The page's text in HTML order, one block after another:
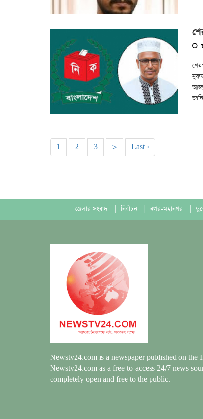
আজ
1 2 3 > Last ›
জেলার সংবাদ নির্বাচন নগর-মহানগর
Newstv24.com is a newspaper published on the
Newstv24.com as a free-to-access 24/7 news
completely open and free to the public.